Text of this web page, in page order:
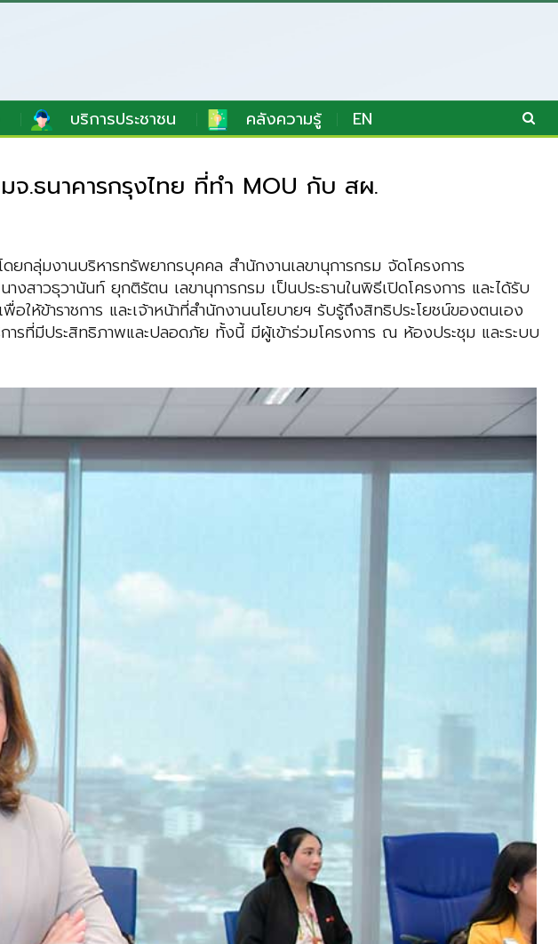
บริการประชาชน คลังความรู้ EN
.ธนาคารกรุงไทย ที่ทำ MOU กับ สผ.
กลุ่มงานบริหารทรัพยากรบุคคล สำนักงานเลขานุการกรม จัดโครงการ
าวธุวานันท์ ยุกติรัตน เลขานุการกรม เป็นประธานในพิธีเปิดโครงการ และได้รับ
อให้ข้าราชการ และเจ้าหน้าที่สำนักงานนโยบายฯ รับรู้ถึงสิทธิประโยชน์ของตนเอง
รที่มีประสิทธิภาพและปลอดภัย ทั้งนี้ มีผู้เข้าร่วมโครงการ ณ ห้องประชุม และระบบ